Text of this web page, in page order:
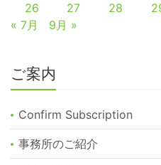
26
27 28
« 7月
9月 »
ご案内
Confirm Subscription
事務所のご紹介